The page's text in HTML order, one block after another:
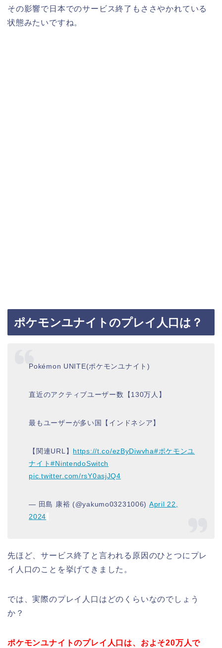
その影響で日本でのサービス終了もささやかれている
状態みたいですね。
ポケモンユナイトのプレイ人口は？
Pokémon UNITE(ポケモンユナイト)
直近のアクティブユーザー数【130万人】
最もユーザーが多い国【インドネシア】
【関連URL】 https://t.co/ezByDiwvha#ポケモンユ
ナイト#NintendoSwitch
pic.twitter.com/rsY0asjJQ4
— 田島 康裕 (@yakumo03231006) April 22,
2024
先ほど、サービス終了と言われる原因のひとつにプレ
イ人口のことを挙げてきました。
では、実際のプレイ人口はどのくらいなのでしょう
か？
ポケモンユナイトのプレイ人口は、およそ20万人で